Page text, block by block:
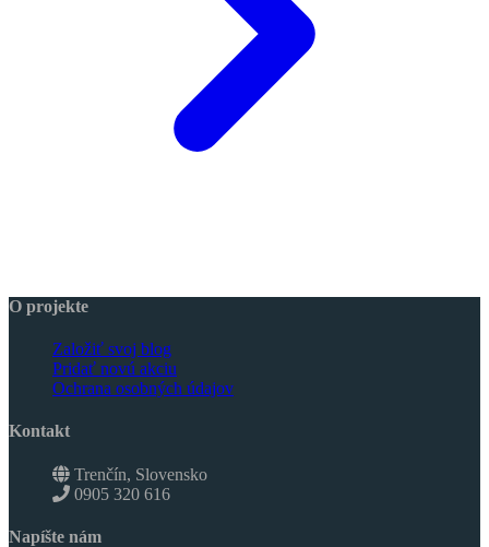
O projekte
Založiť svoj blog
Pridať novú akciu
Ochrana osobných údajov
Kontakt
Trenčín, Slovensko
0905 320 616
Napíšte nám